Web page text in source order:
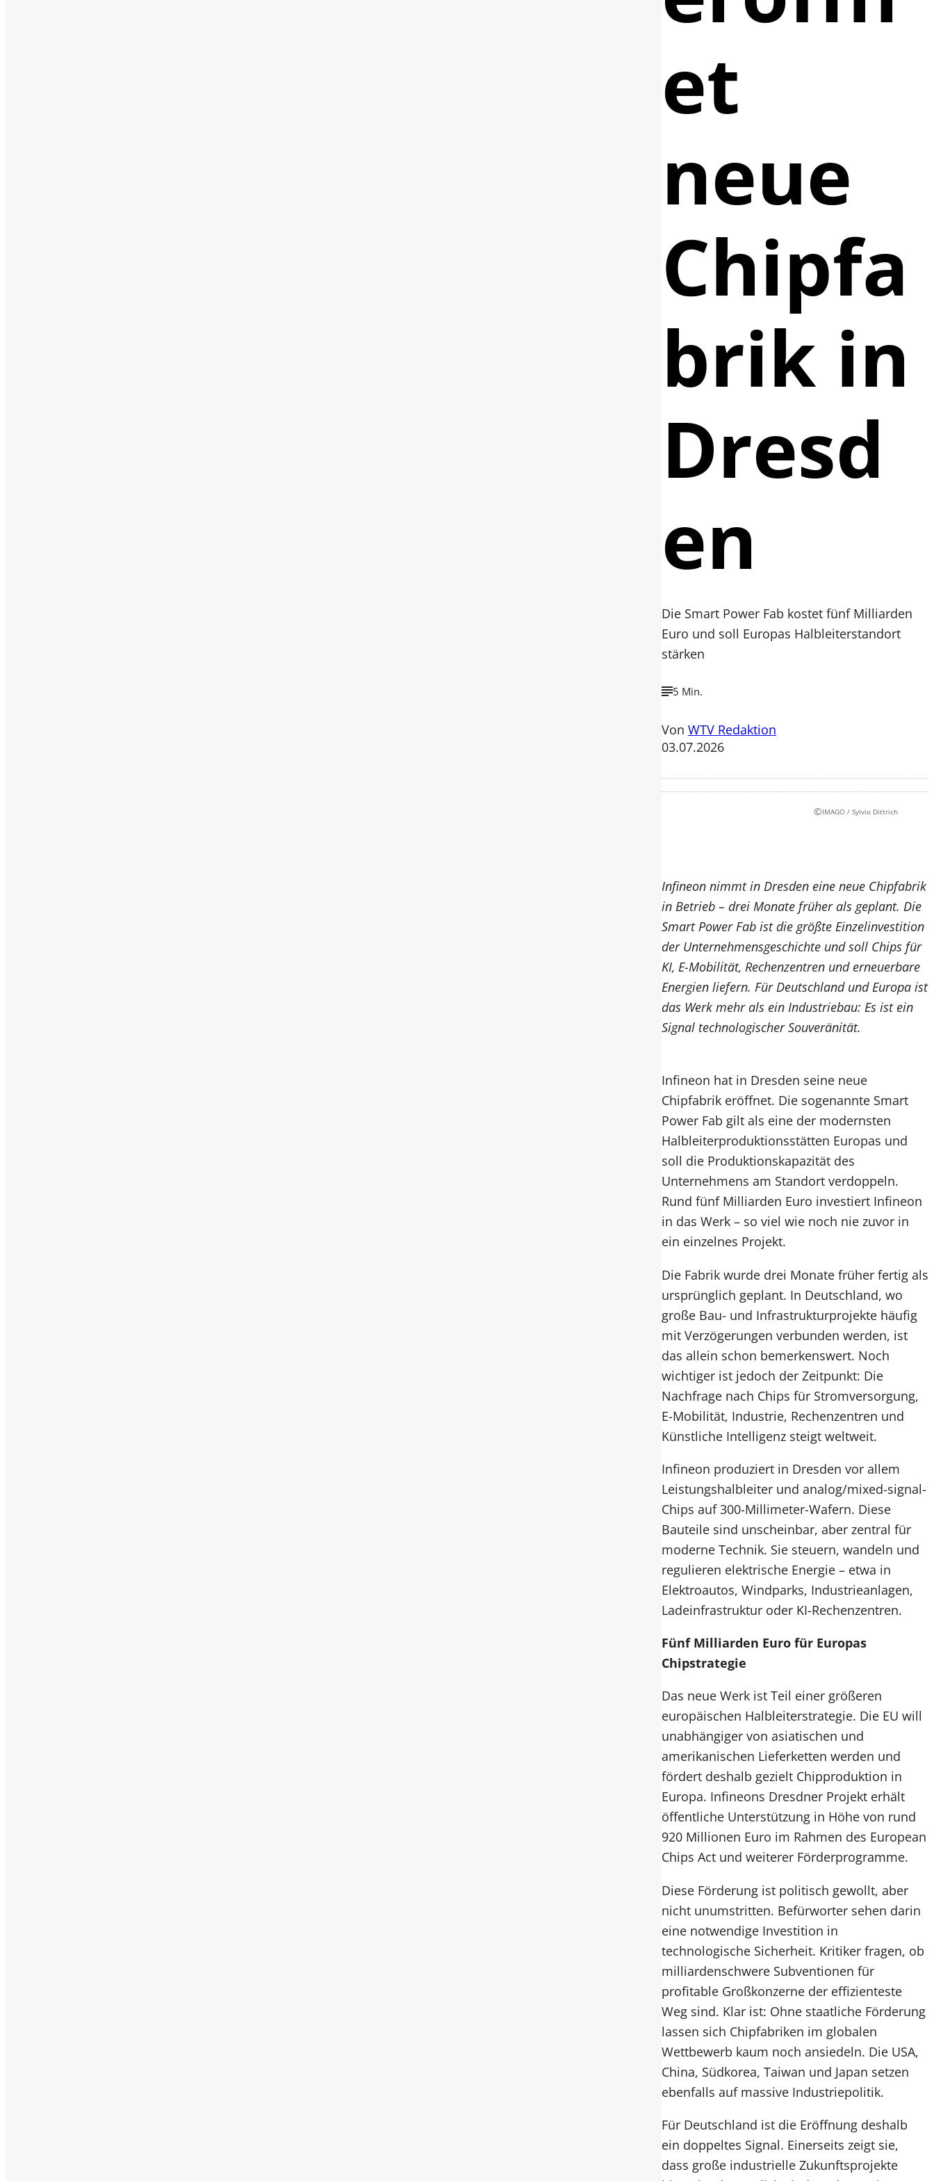
et
neue
Chipfa
brik in
Dresd
en
Die Smart Power Fab kostet fünf Milliarden
Euro und soll Europas Halbleiterstandort
stärken
5 Min.
Von WTV Redaktion
03.07.2026
©IMAGO / Sylvio Dittrich
Infineon nimmt in Dresden eine neue Chipfabrik
in Betrieb – drei Monate früher als geplant. Die
Smart Power Fab ist die größte Einzelinvestition
der Unternehmensgeschichte und soll Chips für
KI, E-Mobilität, Rechenzentren und erneuerbare
Energien liefern. Für Deutschland und Europa ist
das Werk mehr als ein Industriebau: Es ist ein
Signal technologischer Souveränität.
Infineon hat in Dresden seine neue
Chipfabrik eröffnet. Die sogenannte Smart
Power Fab gilt als eine der modernsten
Halbleiterproduktionsstätten Europas und
soll die Produktionskapazität des
Unternehmens am Standort verdoppeln.
Rund fünf Milliarden Euro investiert Infineon
in das Werk – so viel wie noch nie zuvor in
ein einzelnes Projekt.
Die Fabrik wurde drei Monate früher fertig als
ursprünglich geplant. In Deutschland, wo
große Bau- und Infrastrukturprojekte häufig
mit Verzögerungen verbunden werden, ist
das allein schon bemerkenswert. Noch
wichtiger ist jedoch der Zeitpunkt: Die
Nachfrage nach Chips für Stromversorgung,
E-Mobilität, Industrie, Rechenzentren und
Künstliche Intelligenz steigt weltweit.
Infineon produziert in Dresden vor allem
Leistungshalbleiter und analog/mixed-signal-
Chips auf 300-Millimeter-Wafern. Diese
Bauteile sind unscheinbar, aber zentral für
moderne Technik. Sie steuern, wandeln und
regulieren elektrische Energie – etwa in
Elektroautos, Windparks, Industrieanlagen,
Ladeinfrastruktur oder KI-Rechenzentren.
Fünf Milliarden Euro für Europas
Chipstrategie
Das neue Werk ist Teil einer größeren
europäischen Halbleiterstrategie. Die EU will
unabhängiger von asiatischen und
amerikanischen Lieferketten werden und
fördert deshalb gezielt Chipproduktion in
Europa. Infineons Dresdner Projekt erhält
öffentliche Unterstützung in Höhe von rund
920 Millionen Euro im Rahmen des European
Chips Act und weiterer Förderprogramme.
Diese Förderung ist politisch gewollt, aber
nicht unumstritten. Befürworter sehen darin
eine notwendige Investition in
technologische Sicherheit. Kritiker fragen, ob
milliardenschwere Subventionen für
profitable Großkonzerne der effizienteste
Weg sind. Klar ist: Ohne staatliche Förderung
lassen sich Chipfabriken im globalen
Wettbewerb kaum noch ansiedeln. Die USA,
China, Südkorea, Taiwan und Japan setzen
ebenfalls auf massive Industriepolitik.
Für Deutschland ist die Eröffnung deshalb
ein doppeltes Signal. Einerseits zeigt sie,
dass große industrielle Zukunftsprojekte